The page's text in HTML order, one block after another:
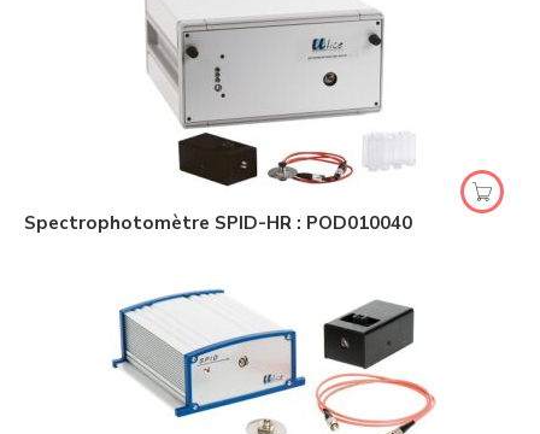
Spectrophotomètre SPID-HR : POD010040